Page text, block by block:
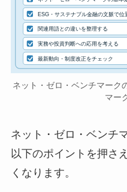
ESG・サステナブル金融の文脈で位
関連用語との違いを整理する
実務や投資判断への応用を考える
最新動向・制度改正をチェック
ネット・ゼロ・ベンチマーク
マー
ネット・ゼロ・ベンチ
以下のポイントを押さ
くなります。